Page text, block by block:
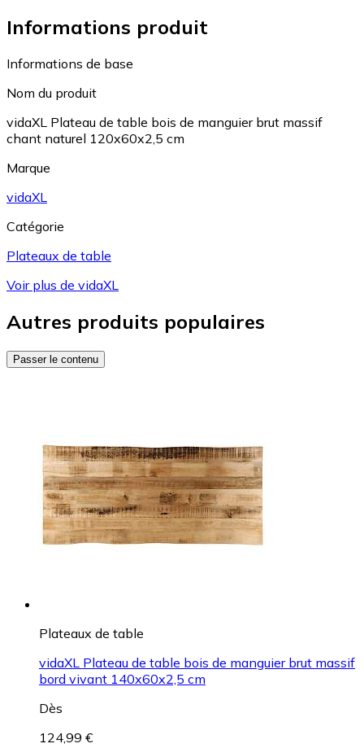
Informations produit
Informations de base
Nom du produit
vidaXL Plateau de table bois de manguier brut massif
chant naturel 120x60x2,5 cm
Marque
vidaXL
Catégorie
Plateaux de table
Voir plus de vidaXL
Autres produits populaires
Passer le contenu
Plateaux de table
vidaXL Plateau de table bois de manguier brut massif
bord vivant 140x60x2,5 cm
Dès
124,99 €